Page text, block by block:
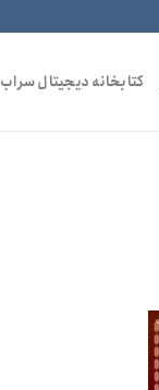
کتابخانه دیجیتال سراب